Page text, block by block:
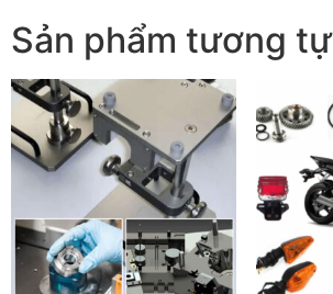
Sản phẩm tương tự